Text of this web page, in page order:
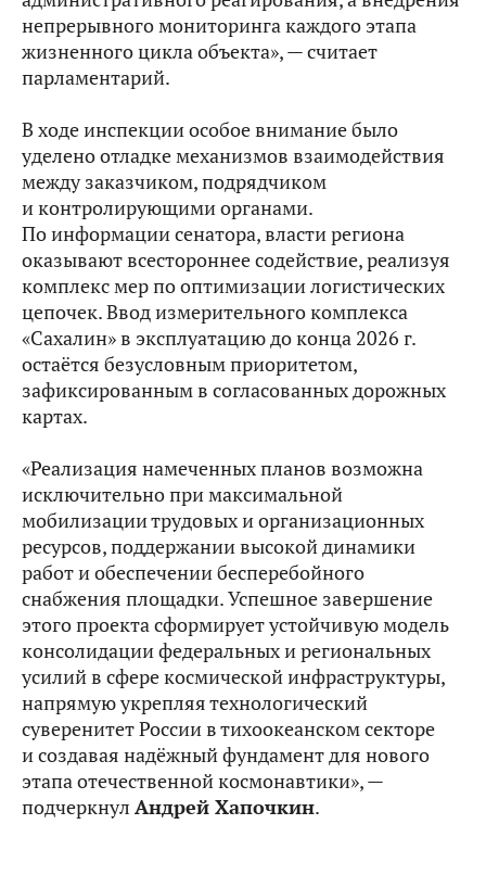
непрерывного мониторинга каждого этапа
жизненного цикла объекта», — считает
парламентарий.
В ходе инспекции особое внимание было
уделено отладке механизмов взаимодействия
между заказчиком, подрядчиком
и контролирующими органами.
По информации сенатора, власти региона
оказывают всестороннее содействие, реализуя
комплекс мер по оптимизации логистических
цепочек. Ввод измерительного комплекса
«Сахалин» в эксплуатацию до конца 2026 г.
остаётся безусловным приоритетом,
зафиксированным в согласованных дорожных
картах.
«Реализация намеченных планов возможна
исключительно при максимальной
мобилизации трудовых и организационных
ресурсов, поддержании высокой динамики
работ и обеспечении бесперебойного
снабжения площадки. Успешное завершение
этого проекта сформирует устойчивую модель
консолидации федеральных и региональных
усилий в сфере космической инфраструктуры,
напрямую укрепляя технологический
суверенитет России в тихоокеанском секторе
и создавая надёжный фундамент для нового
этапа отечественной космонавтики», —
подчеркнул Андрей Хапочкин.